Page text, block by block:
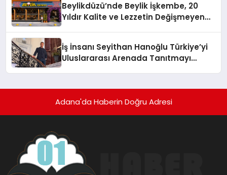
Hayata Geçirecek
Beylikdüzü’nde Beylik İşkembe, 20
Yıldır Kalite ve Lezzetin Değişmeyen
İş İnsanı Seyithan Hanoğlu Türkiye’yi
Uluslararası Arenada Tanıtmayı
Adana'da Haberin Doğru Adresi